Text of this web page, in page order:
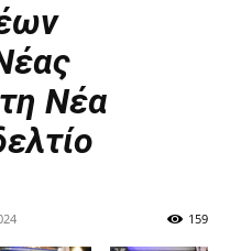
Νέα
159